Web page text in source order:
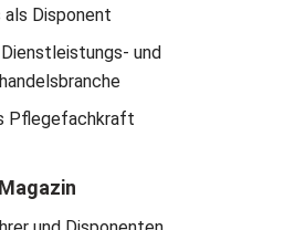
als Disponent
und
Pflegefachkraft
Magazin